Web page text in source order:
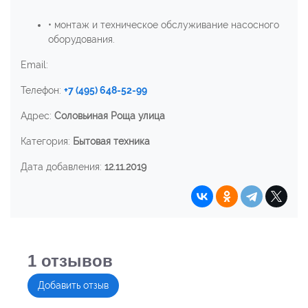
• монтаж и техническое обслуживание насосного
оборудования.
Email:
Телефон: +7 (495) 648-52-99
Адрес: Соловьиная Роща улица
Категория: Бытовая техника
Дата добавления: 12.11.2019
1 отзывов
Добавить отзыв